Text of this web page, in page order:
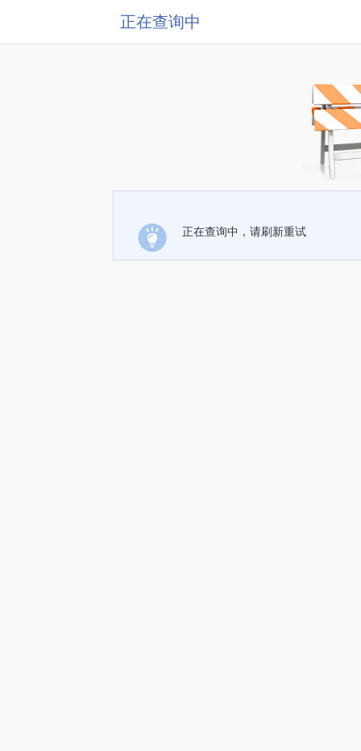
正在查询中
正在查询中，请刷新重试